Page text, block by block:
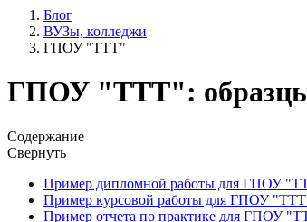
Блог
ВУЗы, колледжи
ГПОУ "ТТТ"
ГПОУ "ТТТ": образцы
Содержание
Свернуть
Пример дипломной работы для ГПОУ
Пример курсовой работы для ГПОУ
Пример отчета по практике для ГПОУ